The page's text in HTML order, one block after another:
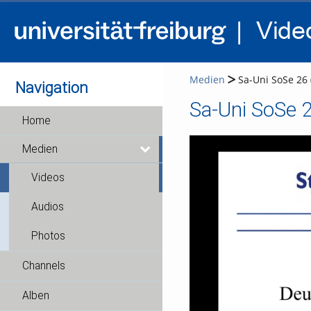
Navigation
Home
Medien
Videos
Audios
Photos
Channels
Alben
Medien Sa-Uni SoSe 26
Sa-Uni SoSe